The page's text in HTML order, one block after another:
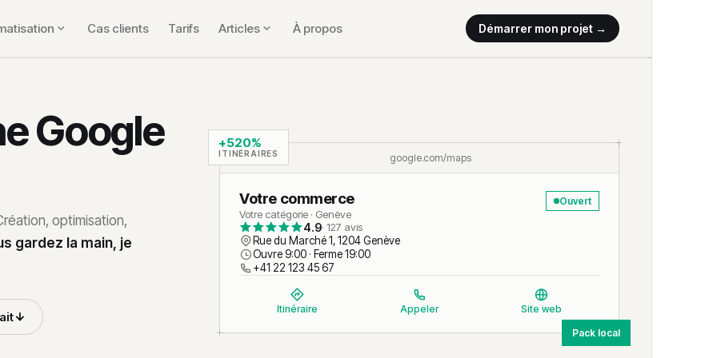
Cas clients Tarifs Articles À propos Démarrer mon projet →
Google
optimisation,
gardez la main, je
google.com/maps
Votre commerce
Votre catégorie · Genève
Ouvert
4.9· 127 avis
Rue du Marché 1, 1204 Genève
Ouvre 9:00 · Ferme 19:00
+41 22 123 45 67
Itinéraire Appeler Site web
+520%
ITINÉRAIRES
Pack local